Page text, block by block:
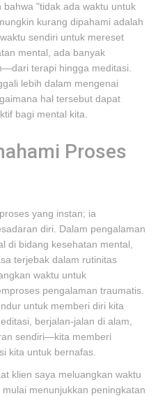
"tidak ada waktu untuk
kurang dipahami adalah
sendiri untuk mereset
mental, ada banyak
terapi hingga meditasi.
lebih dalam mengenai
hal tersebut dapat
bagi mental kita.
Proses
yang instan; ia
diri. Dalam pengalaman
di bidang kesehatan mental,
terjebak dalam rutinitas
waktu untuk
pengalaman traumatis.
untuk memberi diri kita
berjalan-jalan di alam,
sendiri—kita memberi
kita untuk bernafas.
klien saya meluangkan waktu
menunjukkan peningkatan